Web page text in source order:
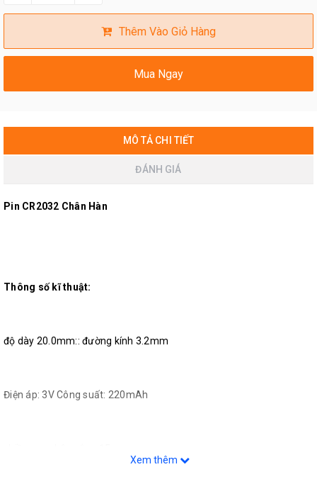
Thêm Vào Giỏ Hàng
Mua Ngay
MÔ TẢ CHI TIẾT
ĐÁNH GIÁ
Pin CR2032 Chân Hàn
Thông số kĩ thuật:
độ dày 20.0mm:: đường kính 3.2mm
Điện áp: 3V Công suất: 220mAh
Xem thêm